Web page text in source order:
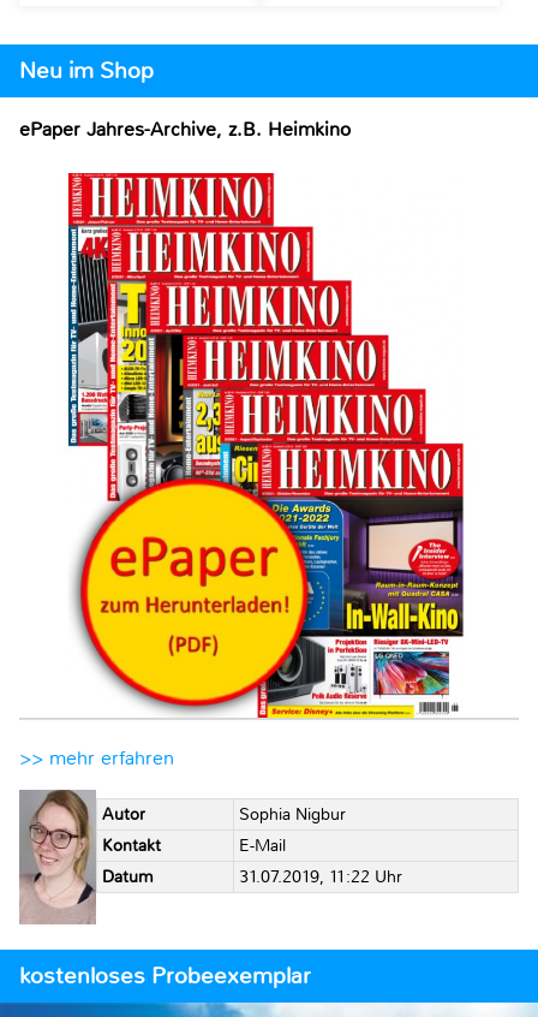
Neu im Shop
ePaper Jahres-Archive, z.B. Heimkino
>> mehr erfahren
Autor
Sophia Nigbur
Kontakt
E-Mail
Datum
31.07.2019, 11:22 Uhr
kostenloses Probeexemplar